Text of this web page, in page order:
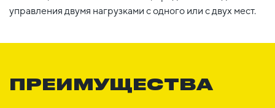
управления двумя нагрузками с одного или с двух мест.
ПРЕИМУЩЕСТВА